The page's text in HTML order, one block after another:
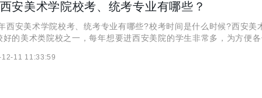
安美术学院校考、统考专业有哪些？
美术学院校考、统考专业有哪些?校考时间是什么时候?西安美
好的美术类院校之一，每年想要进西安美院的学生非常多，为方便各
位学生了解一下! 2025年美术院校校考时
11 11:33:59